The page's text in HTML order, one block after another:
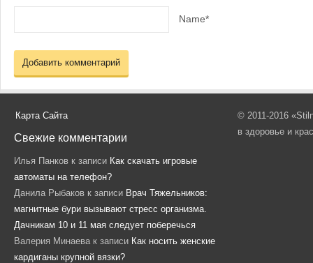
Name*
Карта Сайта
Свежие комментарии
Илья Панков к записи Как скачать игровые
автоматы на телефон?
Данила Рыбаков к записи Врач Тяжельников:
магнитные бури вызывают стресс организма.
Дачникам 10 и 11 мая следует поберечься
Валерия Минаева к записи Как носить женские
кардиганы крупной вязки?
© 2011-2016
в здоровье и